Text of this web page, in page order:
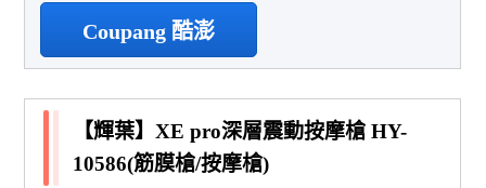
Coupang 酷澎
【輝葉】XE pro深層震動按摩槍 HY-
10586(筋膜槍/按摩槍)